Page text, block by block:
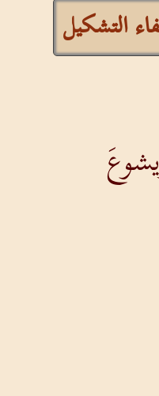
التشكيل